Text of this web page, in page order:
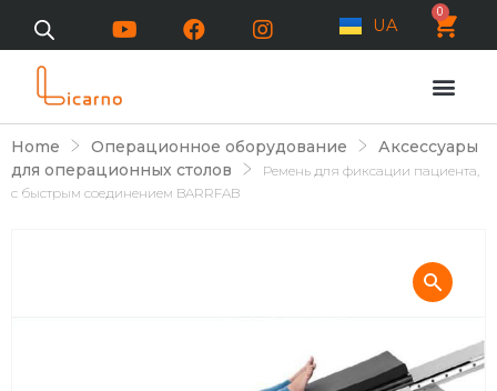
UA
0
Home Операционное оборудование
Аксессуары
для операционных столов
Ремень для фиксации пациента,
с быстрым соединением BARRFAB